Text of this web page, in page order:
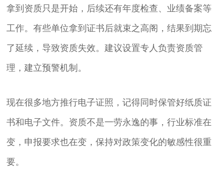
拿到资质只是开始，后续还有年度检查、业绩备案等
工作。有些单位拿到证书后就束之高阁，结果到期忘
了延续，导致资质失效。建议设置专人负责资质管
理，建立预警机制。
现在很多地方推行电子证照，记得同时保管好纸质证
书和电子文件。资质不是一劳永逸的事，行业标准在
变，申报要求也在变，保持对政策变化的敏感性很重
要。